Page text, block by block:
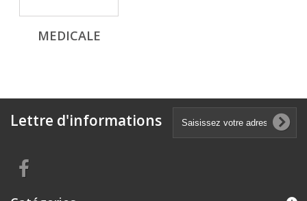
MEDICALE
Lettre d'informations